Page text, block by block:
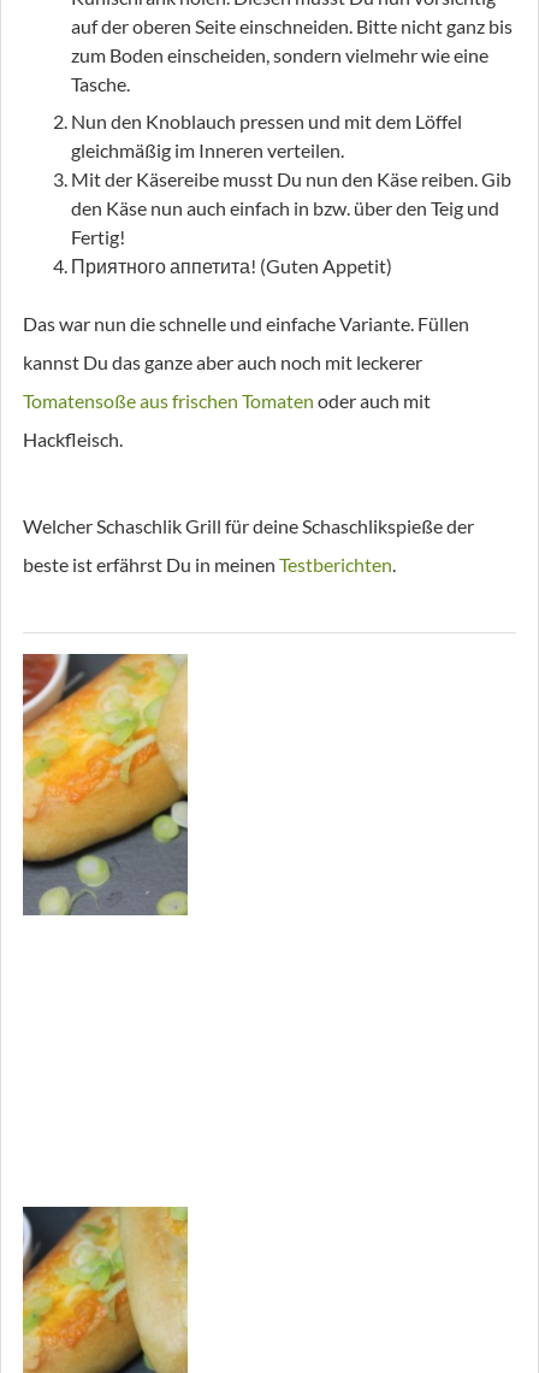
auf der oberen Seite einschneiden. Bitte nicht ganz bis
zum Boden einscheiden, sondern vielmehr wie eine
Tasche.
Nun den Knoblauch pressen und mit dem Löffel
gleichmäßig im Inneren verteilen.
Mit der Käsereibe musst Du nun den Käse reiben. Gib
den Käse nun auch einfach in bzw. über den Teig und
Fertig!
Приятного аппетита! (Guten Appetit)
Das war nun die schnelle und einfache Variante. Füllen
kannst Du das ganze aber auch noch mit leckerer
Tomatensoße aus frischen Tomaten oder auch mit
Hackfleisch.
Welcher Schaschlik Grill für deine Schaschlikspieße der
beste ist erfährst Du in meinen Testberichten.